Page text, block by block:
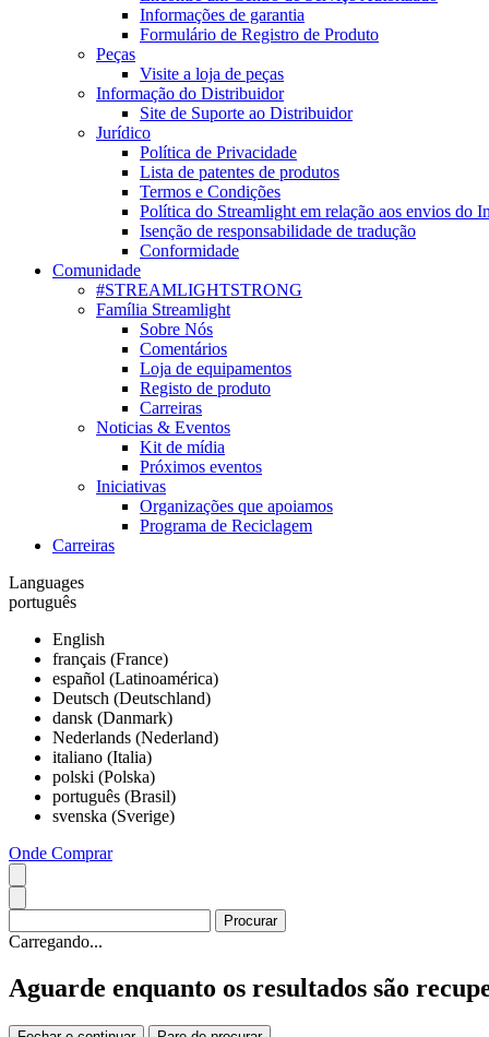
Informações de garantia
Formulário de Registro de Produto
Peças
Visite a loja de peças
Informação do Distribuidor
Site de Suporte ao Distribuidor
Jurídico
Política de Privacidade
Lista de patentes de produtos
Termos e Condições
Política do Streamlight em relação aos envios do
Isenção de responsabilidade de tradução
Conformidade
Comunidade
#STREAMLIGHTSTRONG
Família Streamlight
Sobre Nós
Comentários
Loja de equipamentos
Registo de produto
Carreiras
Noticias & Eventos
Kit de mídia
Próximos eventos
Iniciativas
Organizações que apoiamos
Programa de Reciclagem
Carreiras
Languages
português
English
français (France)
español (Latinoamérica)
Deutsch (Deutschland)
dansk (Danmark)
Nederlands (Nederland)
italiano (Italia)
polski (Polska)
português (Brasil)
svenska (Sverige)
Onde Comprar
Carregando...
Aguarde enquanto os resultados são